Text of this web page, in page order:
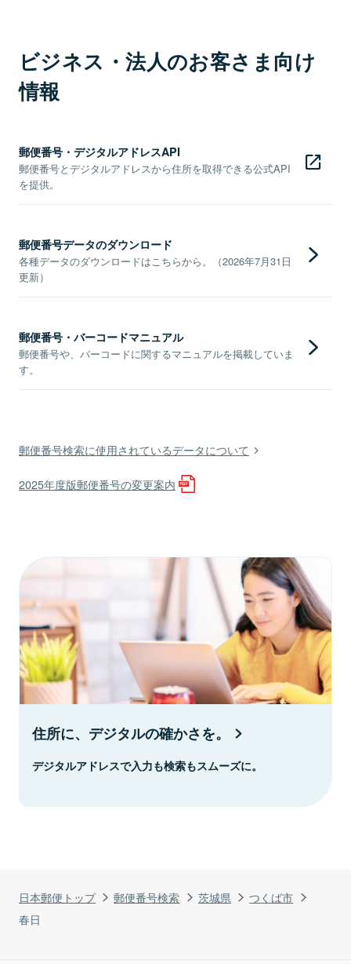
日本郵便トップ 郵便番号検索 茨城県
つくば市
春日
ビジネス・法人のお客さま向け
情報
郵便番号・デジタルアドレスAPI
郵便番号とデジタルアドレスから住所を取得できる公式API
を提供。
郵便番号データのダウンロード
各種データのダウンロードはこちらから。（2026年7月31日
更新）
郵便番号・バーコードマニュアル
郵便番号や、バーコードに関するマニュアルを掲載していま
す。
郵便番号検索に使用されているデータについて
2025年度版郵便番号の変更案内
住所に、デジタルの確かさを。
デジタルアドレスで入力も検索もスムーズに。